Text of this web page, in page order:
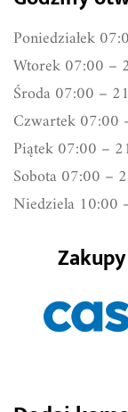
Poniedziałek
Wtorek 07:00 –
Środa 07:00 –
Czwartek 07:00
Piątek 07:00 –
Sobota 07:00 –
Niedziela 10:00